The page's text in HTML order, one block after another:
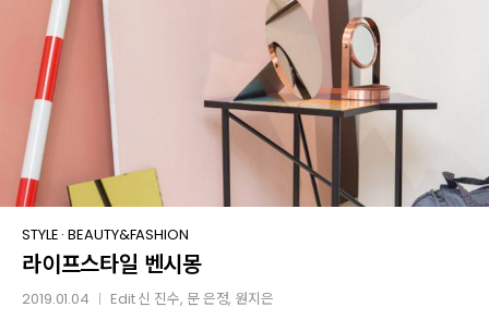
라이프스타일
벤시몽
STYLE ·BEAUTY&FASHION
라이프스타일 벤시몽
2019.01.04 Edit신 진수, 문 은정, 원지은